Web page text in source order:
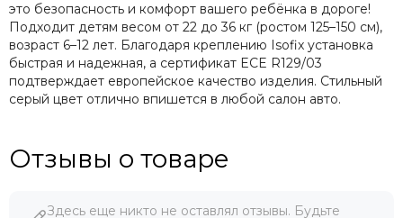
это безопасность и комфорт вашего ребёнка в дороге!
Подходит детям весом от 22 до 36 кг (ростом 125–150 см),
возраст 6–12 лет. Благодаря креплению Isofix установка
быстрая и надежная, а сертификат ECE R129/03
подтверждает европейское качество изделия. Стильный
серый цвет отлично впишется в любой салон авто.
Отзывы о товаре
Здесь еще никто не оставлял отзывы. Будьте